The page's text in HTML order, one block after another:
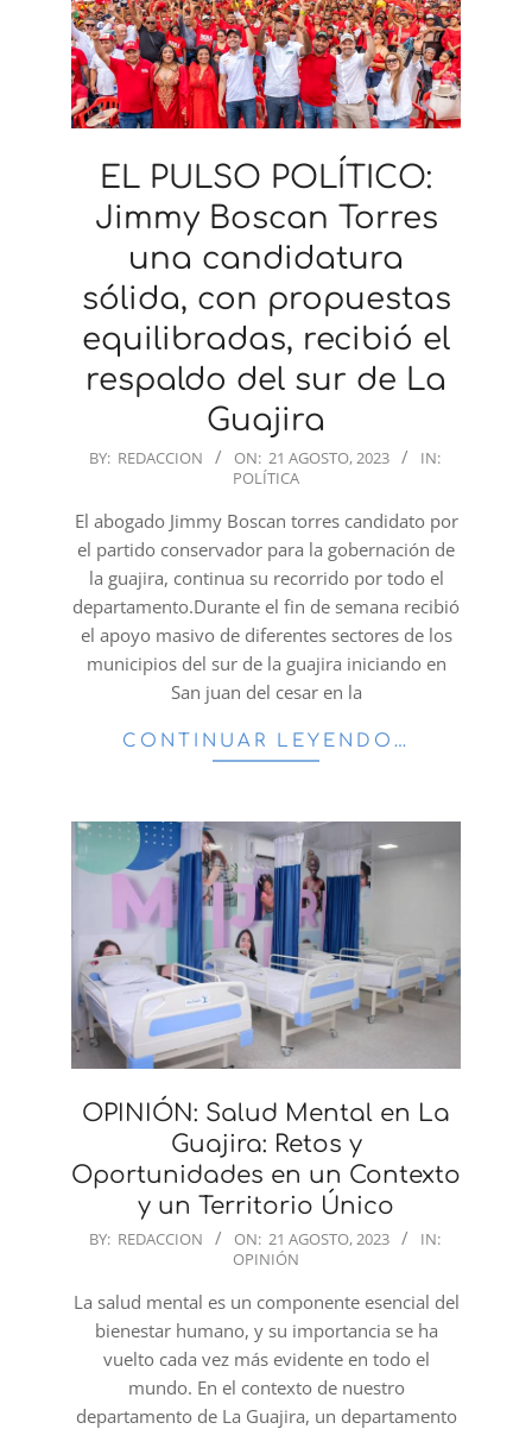
EL PULSO POLÍTICO:
Jimmy Boscan Torres
una candidatura
sólida, con propuestas
equilibradas, recibió el
respaldo del sur de La
Guajira
2023-
21
BY: REDACCION ON: 21 AGOSTO, 2023
IN:
POLÍTICA
El abogado Jimmy Boscan torres candidato por
el partido conservador para la gobernación de
la guajira, continua su recorrido por todo el
departamento.Durante el fin de semana recibió
el apoyo masivo de diferentes sectores de los
municipios del sur de la guajira iniciando en
San juan del cesar en la
CONTINUAR LEYENDO…
OPINIÓN: Salud Mental en La
Guajira: Retos y
Oportunidades en un Contexto
y un Territorio Único
2023-
21
BY: REDACCION ON: 21 AGOSTO, 2023
IN:
OPINIÓN
La salud mental es un componente esencial del
bienestar humano, y su importancia se ha
vuelto cada vez más evidente en todo el
mundo. En el contexto de nuestro
departamento de La Guajira, un departamento